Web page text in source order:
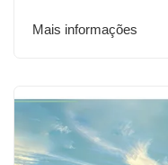
Mais informações